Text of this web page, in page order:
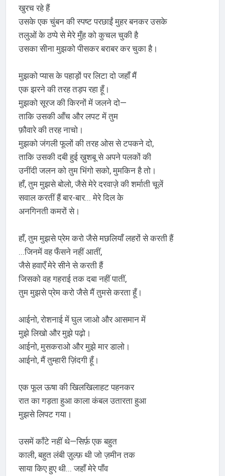
खुरच रहे हैं
उसके एक चुंबन की स्पष्ट परछाईं मुहर बनकर उसके
तलुओं के ठप्पे से मेरे मुँह को कुचल चुकी है
उसका सीना मुझको पीसकर बराबर कर चुका है।
मुझको प्यास के पहाड़ों पर लिटा दो जहाँ मैं
एक झरने की तरह तड़प रहा हूँ।
मुझको सूरज की किरनों में जलने दो—
ताकि उसकी आँच और लपट में तुम
फ़ौवारे की तरह नाचो।
मुझको जंगली फूलों की तरह ओस से टपकने दो,
ताकि उसकी दबी हुई ख़ुशबू से अपने पलकों की
उनींदी जलन को तुम भिंगो सको, मुमकिन है तो।
हाँ, तुम मुझसे बोलो, जैसे मेरे दरवाज़े की शर्माती चूलें
सवाल करतीं हैं बार-बार... मेरे दिल के
अनगिनती कमरों से।
हाँ, तुम मुझसे प्रेम करो जैसे मछलियाँ लहरों से करती हैं
...जिनमें वह फँसने नहीं आतीं,
जैसे हवाएँ मेरे सीने से करती हैं
जिसको वह गहराई तक दबा नहीं पातीं,
तुम मुझसे प्रेम करो जैसे मैं तुमसे करता हूँ।
आईनो, रोशनाई में घुल जाओ और आसमान में
मुझे लिखो और मुझे पढ़ो।
आईनो, मुसकराओ और मुझे मार डालो।
आईनो, मैं तुम्हारी ज़िंदगी हूँ।
एक फूल ऊषा की खिलखिलाहट पहनकर
रात का गड़ता हुआ काला कंबल उतारता हुआ
मुझसे लिपट गया।
उसमें काँटे नहीं थे—सिर्फ़ एक बहुत
काली, बहुत लंबी ज़ुल्फ़ थी जो ज़मीन तक
साया किए हुए थी... जहाँ मेरे पाँव